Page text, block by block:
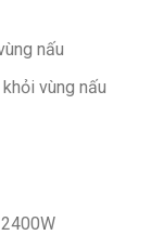
nấu
vùng nấu